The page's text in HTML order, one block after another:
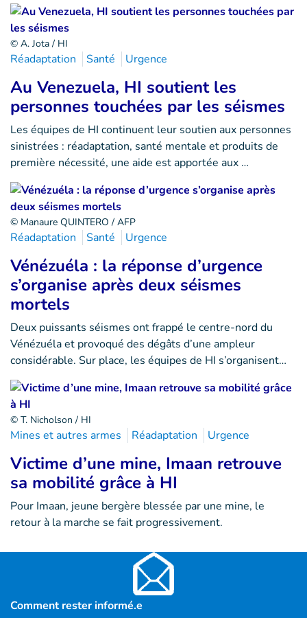
© A. Jota / HI
Réadaptation Santé Urgence
Au Venezuela, HI soutient les
personnes touchées par les séismes
Les équipes de HI continuent leur soutien aux personnes
sinistrées : réadaptation, santé mentale et produits de
première nécessité, une aide est apportée aux …
© Manaure QUINTERO / AFP
Réadaptation Santé Urgence
Vénézuéla : la réponse d’urgence
s’organise après deux séismes
mortels
Deux puissants séismes ont frappé le centre-nord du
Vénézuéla et provoqué des dégâts d’une ampleur
considérable. Sur place, les équipes de HI s’organisent…
© T. Nicholson / HI
Mines et autres armes Réadaptation Urgence
Victime d’une mine, Imaan retrouve
sa mobilité grâce à HI
Pour Imaan, jeune bergère blessée par une mine, le
retour à la marche se fait progressivement.
Comment rester informé.e